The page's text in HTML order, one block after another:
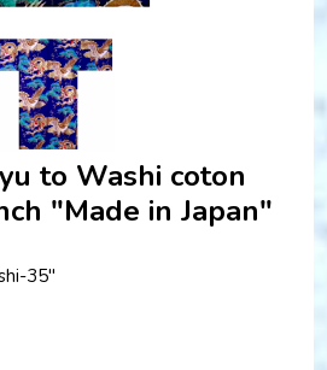
to Washi coton
"Made in Japan"
35"